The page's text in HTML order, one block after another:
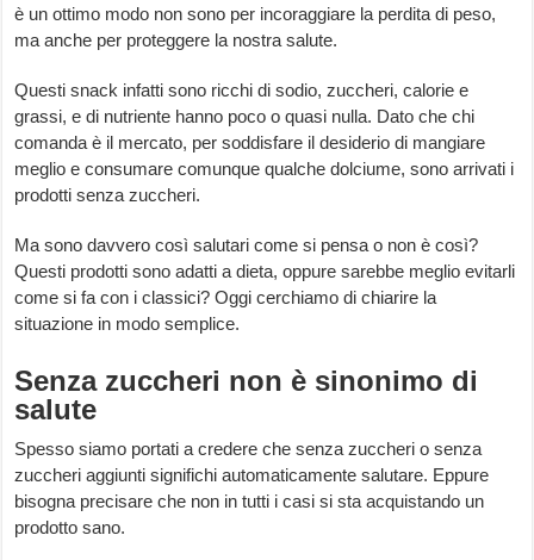
è un ottimo modo non sono per incoraggiare la perdita di peso,
ma anche per proteggere la nostra salute.
Questi snack infatti sono ricchi di sodio, zuccheri, calorie e
grassi, e di nutriente hanno poco o quasi nulla. Dato che chi
comanda è il mercato, per soddisfare il desiderio di mangiare
meglio e consumare comunque qualche dolciume, sono arrivati i
prodotti senza zuccheri.
Ma sono davvero così salutari come si pensa o non è così?
Questi prodotti sono adatti a dieta, oppure sarebbe meglio evitarli
come si fa con i classici? Oggi cerchiamo di chiarire la
situazione in modo semplice.
Senza zuccheri non è sinonimo di
salute
Spesso siamo portati a credere che senza zuccheri o senza
zuccheri aggiunti significhi automaticamente salutare. Eppure
bisogna precisare che non in tutti i casi si sta acquistando un
prodotto sano.